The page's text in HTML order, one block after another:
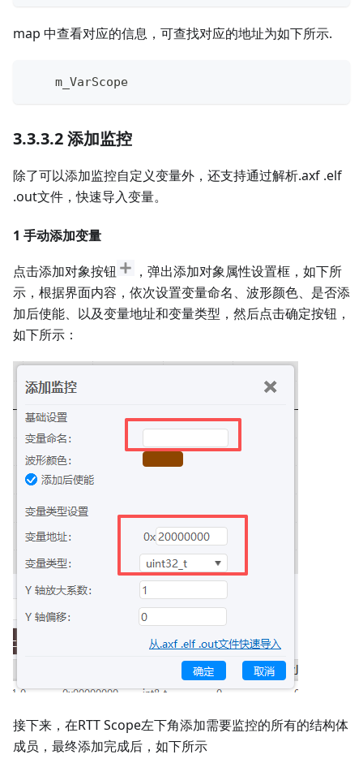
map 中查看对应的信息，可查找对应的地址为如下所示.
    m_VarScope
3.3.3.2 添加监控
除了可以添加监控自定义变量外，还支持通过解析.axf .elf
.out文件，快速导入变量。
1 手动添加变量
点击添加对象按钮
，弹出添加对象属性设置框，如下所
示，根据界面内容，依次设置变量命名、波形颜色、是否添
加后使能、以及变量地址和变量类型，然后点击确定按钮，
如下所示：
接下来，在RTT Scope左下角添加需要监控的所有的结构体
成员，最终添加完成后，如下所示